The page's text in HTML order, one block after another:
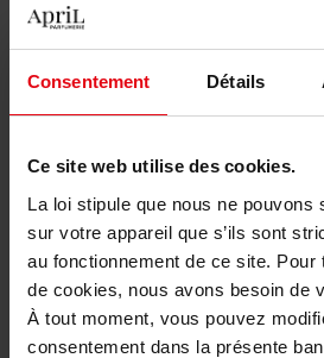
Consentement Détails
Ce site web utilise des cookies.
La loi stipule que nous ne pouvons
sur votre appareil que s’ils sont
au fonctionnement de ce site.
de cookies, nous avons besoin de
À tout moment, vous pouvez
consentement dans la présente
Livraison gratuite à partir de
Retour gratuit dans votre
Description
Conseil d'utilisation